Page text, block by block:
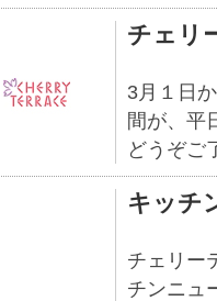
チェリ
3月１日
間が、平
どうぞご
キッチ
チェリー
チンニュ